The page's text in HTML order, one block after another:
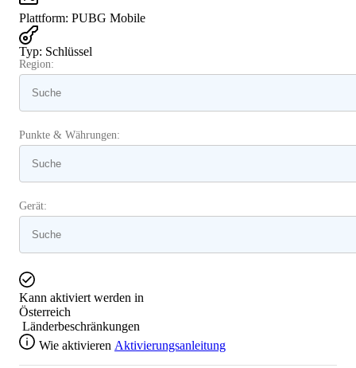
Plattform: PUBG Mobile
Typ: Schlüssel
Region:
Punkte & Währungen:
Gerät:
Kann aktiviert werden in
Österreich
Länderbeschränkungen
Wie aktivieren Aktivierungsanleitung